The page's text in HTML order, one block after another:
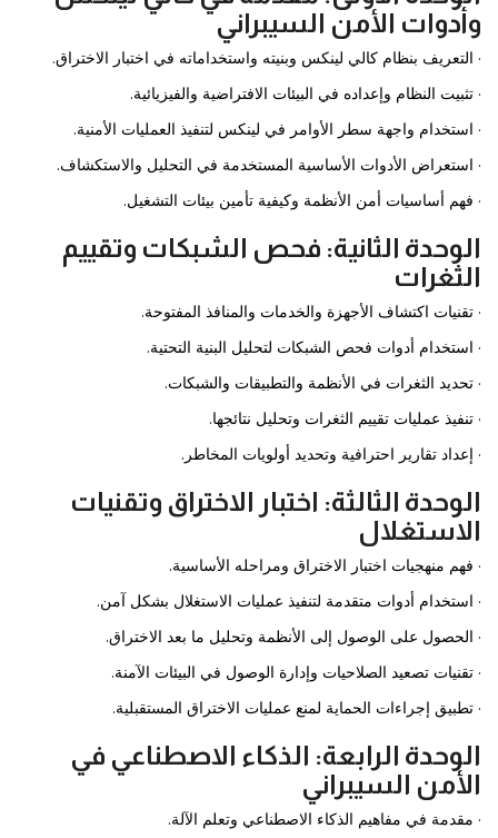
وأدوات الأمن السيبراني
· التعريف بنظام كالي لينكس وبنيته واستخداماته في اختبار الاختراق.
· تثبيت النظام وإعداده في البيئات الافتراضية والفيزيائية.
· استخدام واجهة سطر الأوامر في لينكس لتنفيذ العمليات الأمنية.
· استعراض الأدوات الأساسية المستخدمة في التحليل والاستكشاف.
· فهم أساسيات أمن الأنظمة وكيفية تأمين بيئات التشغيل.
الوحدة الثانية: فحص الشبكات وتقييم
الثغرات
· تقنيات اكتشاف الأجهزة والخدمات والمنافذ المفتوحة.
· استخدام أدوات فحص الشبكات لتحليل البنية التحتية.
· تحديد الثغرات في الأنظمة والتطبيقات والشبكات.
· تنفيذ عمليات تقييم الثغرات وتحليل نتائجها.
· إعداد تقارير احترافية وتحديد أولويات المخاطر.
الوحدة الثالثة: اختبار الاختراق وتقنيات
الاستغلال
· فهم منهجيات اختبار الاختراق ومراحله الأساسية.
· استخدام أدوات متقدمة لتنفيذ عمليات الاستغلال بشكل آمن.
· الحصول على الوصول إلى الأنظمة وتحليل ما بعد الاختراق.
· تقنيات تصعيد الصلاحيات وإدارة الوصول في البيئات الآمنة.
· تطبيق إجراءات الحماية لمنع عمليات الاختراق المستقبلية.
الوحدة الرابعة: الذكاء الاصطناعي في
الأمن السيبراني
· مقدمة في مفاهيم الذكاء الاصطناعي وتعلم الآلة.